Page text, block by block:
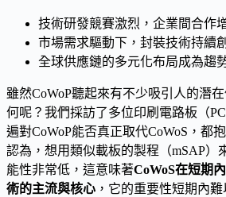
技術研發競賽激烈，企業間合作
市場需求驅動下，封裝技術持續
全球供應鏈的多元化布局成為趨
雖然CoWoP聽起來有不少吸引人的潛
何呢？我們採訪了多位印刷電路板（
遍對CoWoP能否真正取代CoWoS，都
認為，想用類似載板的製程（mSAP）
能性非常低，這意味著CoWoS在短期
術的主流與核心 ，它的重要性短期內難